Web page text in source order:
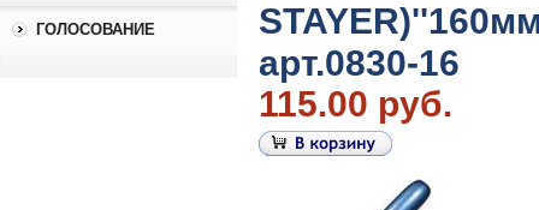
ГОЛОСОВАНИЕ
арт.0830-16
115.00 руб.